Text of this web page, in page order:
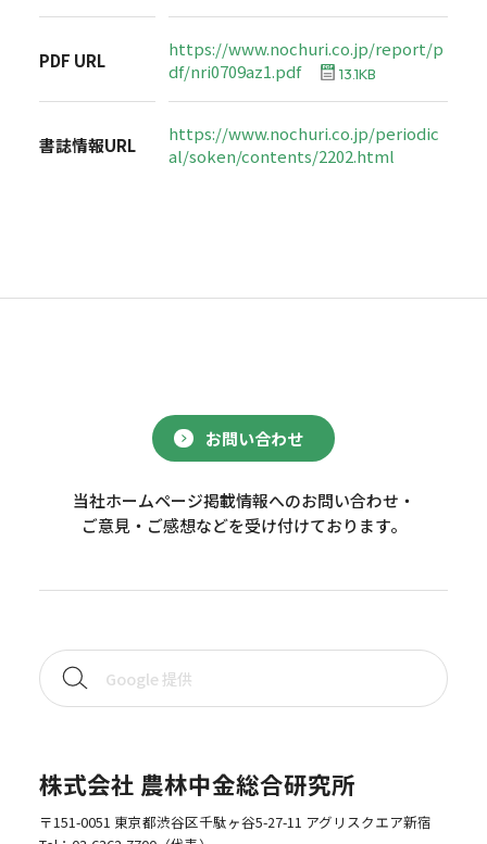
PDF URL
https://www.nochuri.co.jp/report/p
df/nri0709az1.pdf
13.1KB
書誌情報URL
https://www.nochuri.co.jp/periodic
al/soken/contents/2202.html
お問い合わせ
当社ホームページ掲載情報へのお問い合わせ・
ご意見・ご感想などを受け付けております。
株式会社 農林中金総合研究所
〒151-0051 東京都渋谷区千駄ヶ谷5-27-11 アグリスクエア新宿